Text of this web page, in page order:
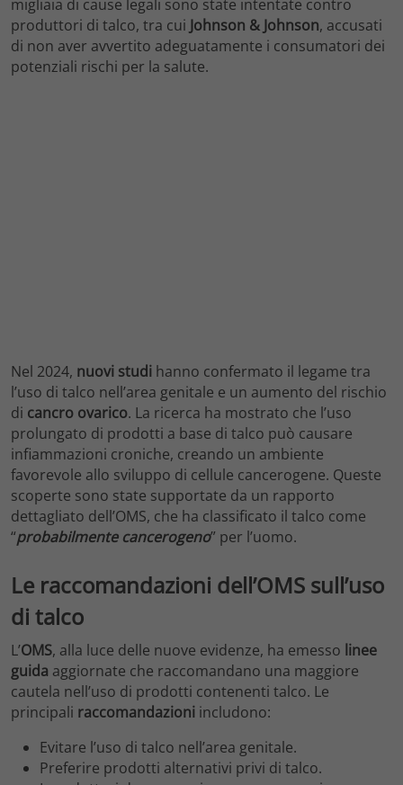
migliaia di cause legali sono state intentate contro
produttori di talco, tra cui Johnson & Johnson, accusati
di non aver avvertito adeguatamente i consumatori dei
potenziali rischi per la salute.
Nel 2024, nuovi studi hanno confermato il legame tra
l’uso di talco nell’area genitale e un aumento del rischio
di cancro ovarico. La ricerca ha mostrato che l’uso
prolungato di prodotti a base di talco può causare
infiammazioni croniche, creando un ambiente
favorevole allo sviluppo di cellule cancerogene. Queste
scoperte sono state supportate da un rapporto
dettagliato dell’OMS, che ha classificato il talco come
“probabilmente cancerogeno” per l’uomo.
Le raccomandazioni dell’OMS sull’uso
di talco
L’OMS, alla luce delle nuove evidenze, ha emesso linee
guida aggiornate che raccomandano una maggiore
cautela nell’uso di prodotti contenenti talco. Le
principali raccomandazioni includono:
Evitare l’uso di talco nell’area genitale.
Preferire prodotti alternativi privi di talco.